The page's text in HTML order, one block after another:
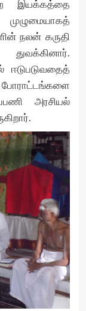
இயக்கத்தை
முழுமையாகத்
நலன் கருதி
ஈடுபடுவதைத்
போராட்டங்களை
அரசியல்